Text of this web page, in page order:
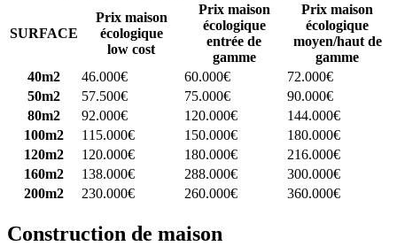
SURFACE
Prix maison
écologique
low cost
Prix maison
écologique
entrée de
gamme
Prix maison
écologique
moyen/haut de
gamme
40m2
46.000€ 60.000€
72.000€
50m2
57.500€ 75.000€
90.000€
80m2
92.000€ 120.000€
144.000€
100m2
115.000€ 150.000€
180.000€
120m2
120.000€ 180.000€
216.000€
160m2
138.000€ 288.000€
300.000€
200m2
230.000€ 260.000€ 360.000€
Construction de maison